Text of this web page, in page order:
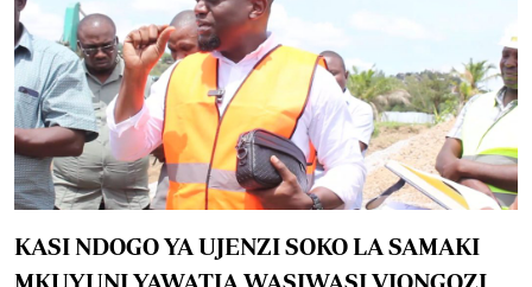
KASI NDOGO YA UJENZI SOKO LA SAMAKI